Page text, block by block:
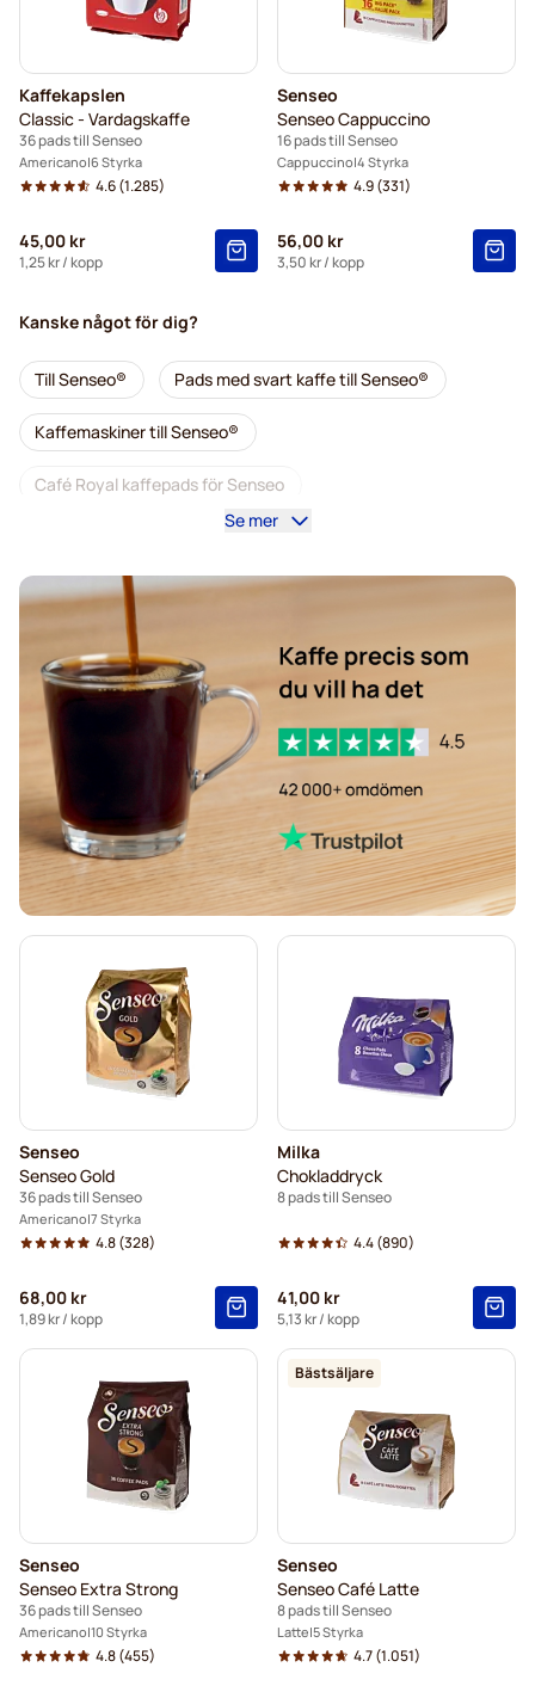
Kaffekapslen
Classic - Vardagskaffe
36 pads till Senseo
Americano 6 Styrka
4.6(1.285)
45,00 kr
1,25 kr/ kopp
Senseo
Senseo Cappuccino
16 pads till Senseo
Cappuccino 4 Styrka
4.9(331)
56,00 kr
3,50 kr/ kopp
Senseo
Senseo Gold
36 pads till Senseo
Americano 7 Styrka
4.8(328)
68,00 kr
1,89 kr/ kopp
Milka
Chokladdryck
8 pads till Senseo
4.4(890)
41,00 kr
5,13 kr/ kopp
Senseo
Senseo Extra Strong
36 pads till Senseo
Americano 10 Styrka
4.8(455)
Bästsäljare
Senseo
Senseo Café Latte
8 pads till Senseo
Latte 5 Styrka
4.7(1.051)
Kanske något för dig?
Till Senseo® Pads med svart kaffe till Senseo®
Kaffemaskiner till Senseo®
Café Royal kaffepads för Senseo
Avkalkning och rengöring för Senseo
Segafredo-kaffepads för Senseo
Café René-kaffepads för Senseo
Merrild-kaffekapslar för Senseo
Friele-kaffepads för Senseo
Marcilla-kaffepads för Senseo
Gimoka-pads för Senseo Pads för Senseo
Se mer